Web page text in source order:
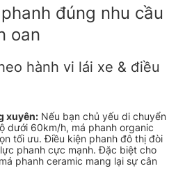
đúng nhu cầu
oan
hành vi lái xe & điều
xuyên: Nếu bạn chủ yếu di chuyển
dưới 60km/h, má phanh organic
tối ưu. Điều kiện phanh đô thị đòi
phanh cực mạnh. Đặc biệt cho
phanh ceramic mang lại sự cân